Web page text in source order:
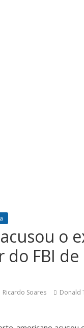
o
do FBI
Ricardo Soares Donald